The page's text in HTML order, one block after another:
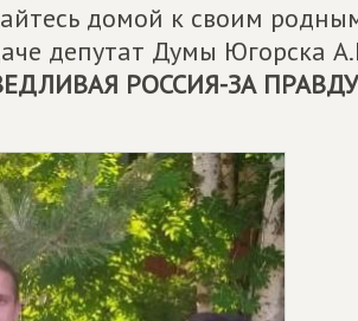
домой к своим
депутат Думы Югорска
РОССИЯ-ЗА